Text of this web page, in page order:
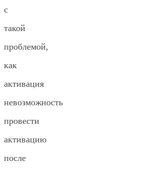
с
такой
проблемой,
как
активация
невозможность
провести
активацию
после